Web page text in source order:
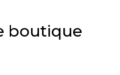
boutique